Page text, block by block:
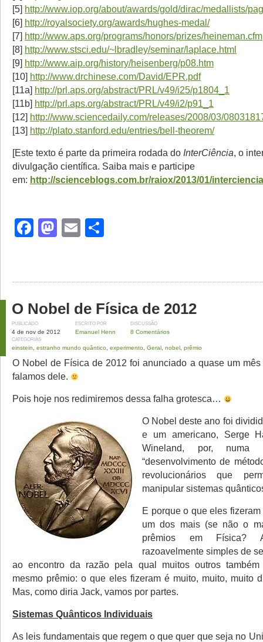
[5] http://www.iop.org/about/awards/gold/dirac/medallists/
[6] http://royalsociety.org/awards/hughes-medal/
[7] http://www.aps.org/programs/honors/prizes/heineman.cfm
[8] http://www.stsci.edu/~lbradley/seminar/laplace.html
[9] http://www.aip.org/history/heisenberg/p08.htm
[10] http://www.drchinese.com/David/EPR.pdf
[11a] http://prl.aps.org/abstract/PRL/v49/i25/p1804_1
[11b] http://prl.aps.org/abstract/PRL/v49/i2/p91_1
[12] http://www.sciencedaily.com/releases/2008/03/
[13] http://plato.stanford.edu/entries/bell-theorem/
[Este texto é parte da primeira rodada do InterCiência, o
divulgação científica. Saiba mais e participe
em: http://scienceblogs.com.br/raiox/2013/01/
Facebook
Mastodon
Email
O Nobel de Física de 2012
PUBLICADO
4 de nov de 2012
ESCRITO POR
Emanuel Henn
DISCUSSÃO
8 Comentários
CATEGORIAS
einstein estranho mundo quântico experimento Geral nobel prêmio
O Nobel de Física de 2012 foi anunciado a quase um
falamos dele.
Pois hoje nos redimiremos dessa falha grotesca…
O Nobel deste ano foi
e um americano, Serge
Wineland, por, numa
“desenvolvimento de
revolucionários que
manipular sistemas
E porque o que eles
um dos mais (se não o
prêmios em Física?
razoavelmente simples de
ao encontro da razão pela qual muitos outros também
mesmo prêmio: o que eles fizeram é muito, muito, muito
Mas, como diria Jack, vamos por partes.
Sistemas Quânticos Individuais
As leis fundamentais que regem o que quer que seja no